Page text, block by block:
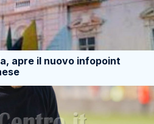
apre il nuovo infopoint